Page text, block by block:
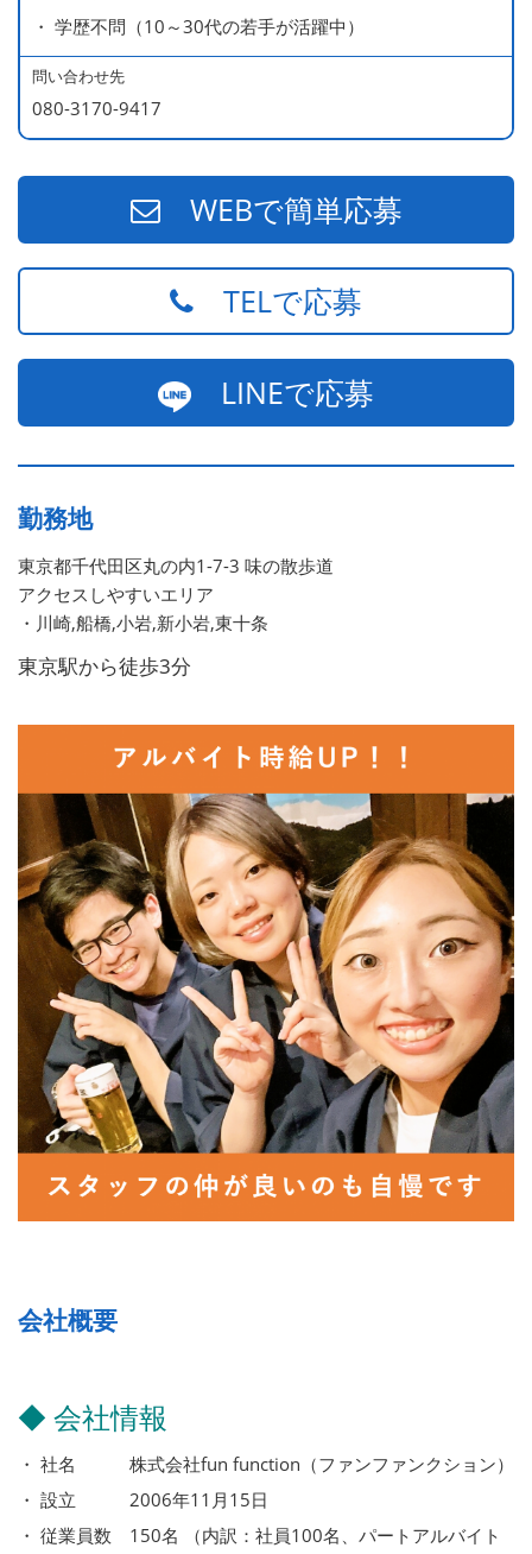
・ 学歴不問（10～30代の若手が活躍中）
問い合わせ先
080-3170-9417
WEBで簡単応募
TELで応募
LINEで応募
勤務地
東京都千代田区丸の内1-7-3 味の散歩道
アクセスしやすいエリア
・川崎,船橋,小岩,新小岩,東十条
東京駅から徒歩3分
会社概要
◆ 会社情報
・ 社名 株式会社fun function（ファンファンクション）
・ 設立 2006年11月15日
・ 従業員数 150名 （内訳：社員100名、パートアルバイト